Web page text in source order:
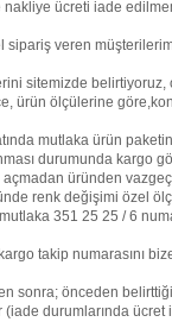
nakliye ücreti iade
sipariş veren
sitemizde belirtiyoruz,
ürün ölçülerine
mutlaka ürün
durumunda kargo
üründen
renk değişimi özel
351 25 25 / 6
takip numarasını
sonra; önceden
durumlarında ücret